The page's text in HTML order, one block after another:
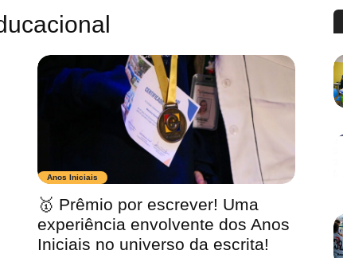
Anos Iniciais
🥇 Prêmio por escrever! Uma
experiência envolvente dos Anos
Iniciais no universo da escrita!